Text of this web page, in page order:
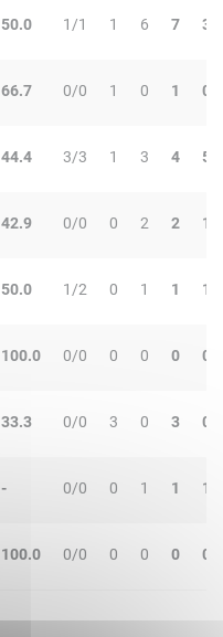
50.0 1/1 1 6 7 3
66.7 0/0 1 0 1 0
44.4 3/3 1 3 4 5
42.9 0/0 0 2 2 1
50.0 1/2 0 1 1 1
100.0 0/0 0 0 0 0
33.3 0/0 3 0 3 0
- 0/0 0 1 1 1
100.0 0/0 0 0 0 0